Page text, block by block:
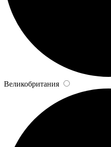
Великобритания